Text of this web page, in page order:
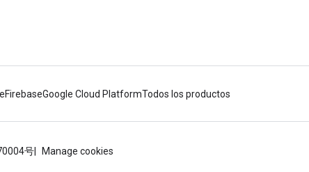
FirebaseGoogle Cloud PlatformTodos los productos
号 Manage cookies